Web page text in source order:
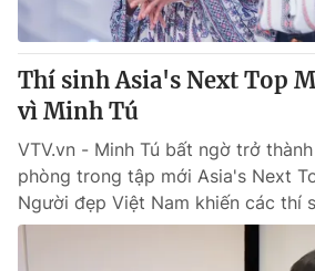
Thí sinh Asia's Next Top
vì Minh Tú
VTV.vn - Minh Tú bất ngờ trở
phòng trong tập mới Asia's Next
Người đẹp Việt Nam khiến các thí